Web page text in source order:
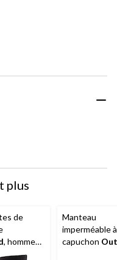
plus
de
, hommes,
Manteau
imperméable à
capuchon